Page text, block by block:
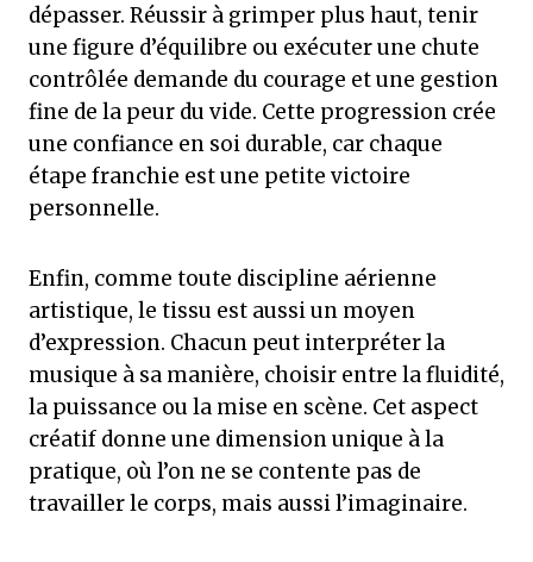
dépasser. Réussir à grimper plus haut, tenir
une figure d’équilibre ou exécuter une chute
contrôlée demande du courage et une gestion
fine de la peur du vide. Cette progression crée
une confiance en soi durable, car chaque
étape franchie est une petite victoire
personnelle.
Enfin, comme toute discipline aérienne
artistique, le tissu est aussi un moyen
d’expression. Chacun peut interpréter la
musique à sa manière, choisir entre la fluidité,
la puissance ou la mise en scène. Cet aspect
créatif donne une dimension unique à la
pratique, où l’on ne se contente pas de
travailler le corps, mais aussi l’imaginaire.